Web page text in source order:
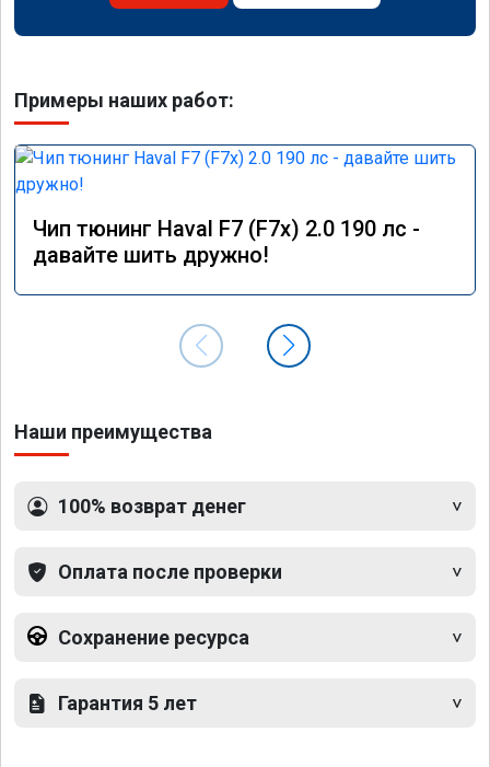
Примеры наших работ:
Чип тюнинг Haval F7 (F7x) 2.0 190 лс -
давайте шить дружно!
Наши преимущества
100% возврат денег
Оплата после проверки
Сохранение ресурса
Гарантия 5 лет